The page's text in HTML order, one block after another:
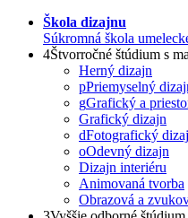
Škola dizajnu
Súkromná škola
4Štvorročné štúdium s
Herný dizajn
pPriemyselný
gGrafický a
Grafický dizajn
dFotografický
oOdevný dizajn
Dizajn interiéru
Animovaná tvorba
Obrazová a